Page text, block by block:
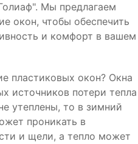
Мы предлагаем
окон, чтобы обеспечить
и комфорт в вашем
пластиковых окон? Окна
источников потери тепла
утеплены, то в зимний
проникать в
и щели, а тепло может